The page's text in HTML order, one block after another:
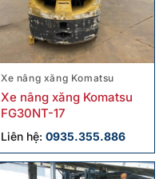
Xe nâng xăng Komatsu
Xe nâng xăng Komatsu
FG30NT-17
Liên hệ: 0935.355.886